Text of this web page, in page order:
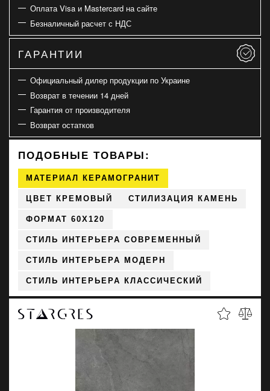
Оплата Visa и Mastercard на сайте
Безналичный расчет с НДС
ГАРАНТИИ
Официальный дилер продукции по Украине
Возврат в течении 14 дней
Гарантия от производителя
Возврат остатков
ПОДОБНЫЕ ТОВАРЫ:
МАТЕРИАЛ КЕРАМОГРАНИТ
ЦВЕТ КРЕМОВЫЙ СТИЛИЗАЦИЯ КАМЕНЬ
ФОРМАТ 60X120
СТИЛЬ ИНТЕРЬЕРА СОВРЕМЕННЫЙ
СТИЛЬ ИНТЕРЬЕРА МОДЕРН
СТИЛЬ ИНТЕРЬЕРА КЛАССИЧЕСКИЙ